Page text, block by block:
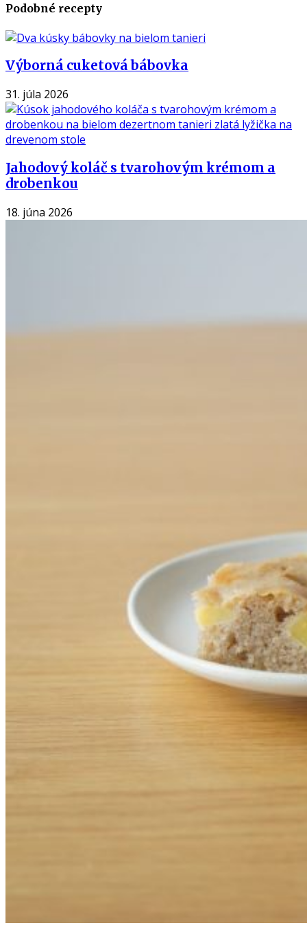
Podobné recepty
Výborná cuketová bábovka
31. júla 2026
Jahodový koláč s tvarohovým krémom a
drobenkou
18. júna 2026